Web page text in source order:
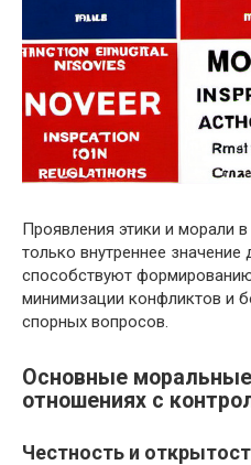
Проявления этики и морали
только внутреннее значение
способствуют
минимизации конфликтов и
спорных вопросов.
Основные
отношениях с
Честность и